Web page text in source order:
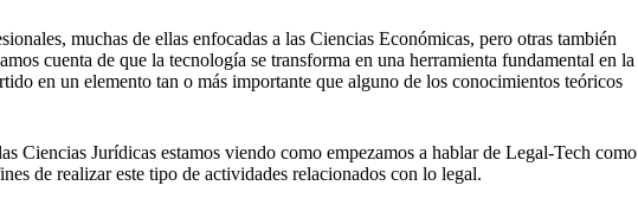
muchas de ellas enfocadas a las Ciencias Económicas, pero otras también
cuenta de que la tecnología se transforma en una herramienta fundamental en la
en un elemento tan o más importante que alguno de los conocimientos teóricos
Ciencias Jurídicas estamos viendo como empezamos a hablar de Legal-Tech como
de realizar este tipo de actividades relacionados con lo legal.